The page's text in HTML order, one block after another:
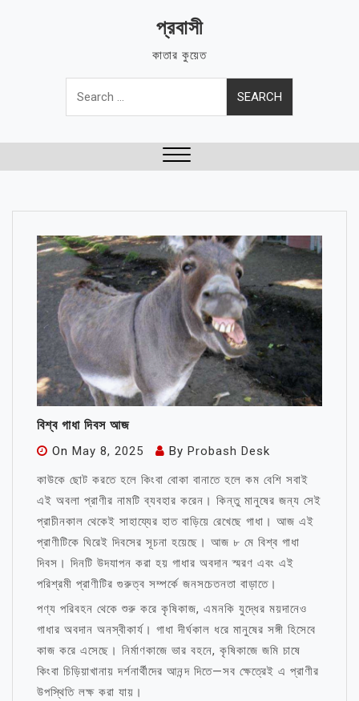
প্রবাসী
কাতার কুয়েত
Search
for:
বিশ্ব গাধা দিবস আজ
On May 8, 2025 By Probash Desk
কাউকে ছোট করতে হলে কিংবা বোকা বানাতে হলে কম বেশি সবাই
এই অবলা প্রাণীর নামটি ব্যবহার করেন। কিন্তু মানুষের জন্য সেই
প্রাচীনকাল থেকেই সাহায্যের হাত বাড়িয়ে রেখেছে গাধা। আজ এই
প্রাণীটিকে ঘিরেই দিবসের সূচনা হয়েছে। আজ ৮ মে বিশ্ব গাধা
দিবস। দিনটি উদযাপন করা হয় গাধার অবদান স্মরণ এবং এই
পরিশ্রমী প্রাণীটির গুরুত্ব সম্পর্কে জনসচেতনতা বাড়াতে।
পণ্য পরিবহন থেকে শুরু করে কৃষিকাজ, এমনকি যুদ্ধের ময়দানেও
গাধার অবদান অনস্বীকার্য। গাধা দীর্ঘকাল ধরে মানুষের সঙ্গী হিসেবে
কাজ করে এসেছে। নির্মাণকাজে ভার বহনে, কৃষিকাজে জমি চাষে
কিংবা চিড়িয়াখানায় দর্শনার্থীদের আনন্দ দিতে—সব ক্ষেত্রেই এ প্রাণীর
উপস্থিতি লক্ষ করা যায়।